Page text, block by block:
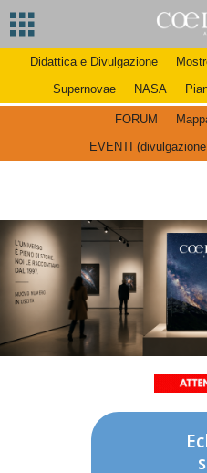
Didattica e Divulgazione
Supernovae
NASA
FORUM
EVENTI